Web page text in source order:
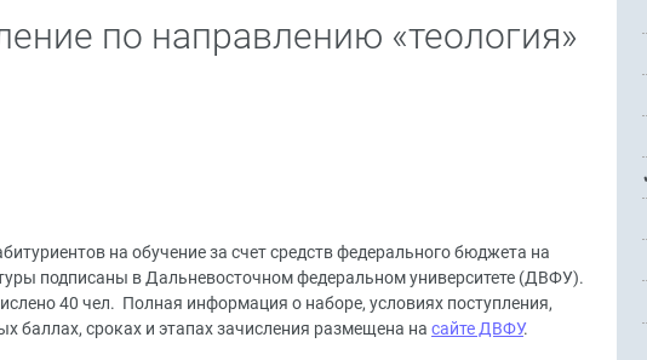
по направлению «теология»
на обучение за счет средств федерального бюджета на
подписаны в Дальневосточном федеральном университете (ДВФУ).
40 чел. Полная информация о наборе, условиях поступления,
баллах, сроках и этапах зачисления размещена на сайте ДВФУ.